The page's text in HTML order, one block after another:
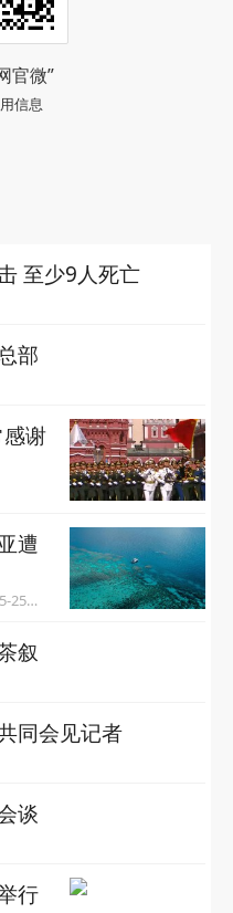
官微”
信息
至少9人死亡
部
谢
遭
叙
同会见记者
谈
行